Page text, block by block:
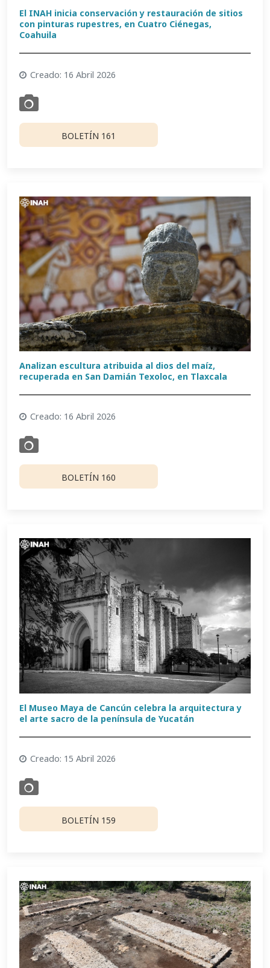
El INAH inicia conservación y restauración de sitios
con pinturas rupestres, en Cuatro Ciénegas,
Coahuila
Creado: 16 Abril 2026
BOLETÍN 161
Analizan escultura atribuida al dios del maíz,
recuperada en San Damián Texoloc, en Tlaxcala
Creado: 16 Abril 2026
BOLETÍN 160
El Museo Maya de Cancún celebra la arquitectura y
el arte sacro de la península de Yucatán
Creado: 15 Abril 2026
BOLETÍN 159